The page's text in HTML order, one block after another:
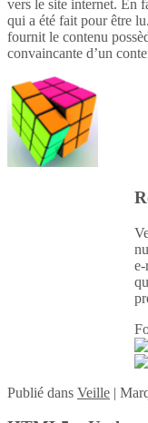
vers le site internet. En
qui a été fait pour être
fournit le contenu
convaincante d’un
Publié dans Veille |